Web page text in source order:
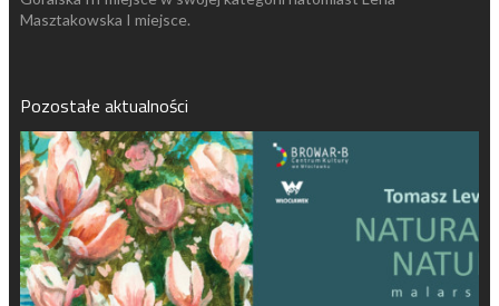
Masztakowska I miejsce.
Pozostałe aktualności